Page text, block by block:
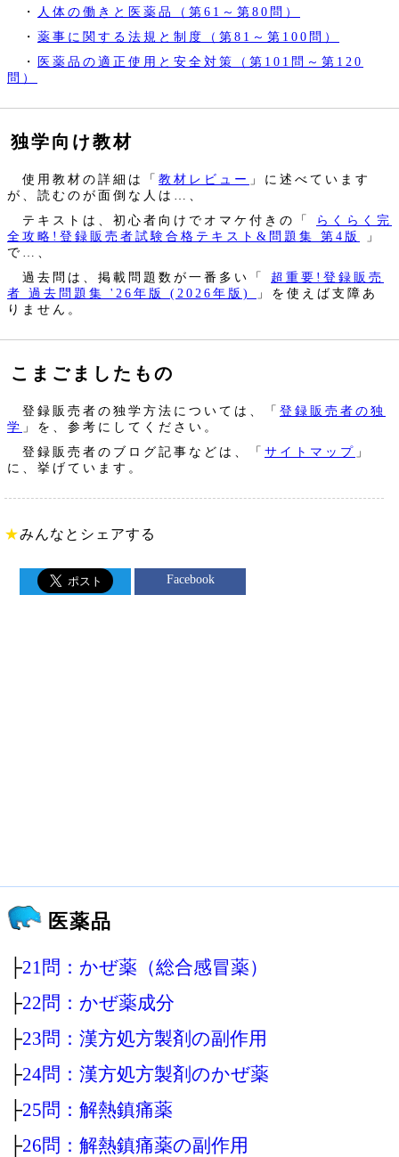
・
人体の働きと医薬品（第61～第80問）
・ 薬事に関する法規と制度（第81～第100問）
・
医薬品の適正使用と安全対策（第101問～第120
問）
独学向け教材
使用教材の詳細は「 教材レビュー 」に述べています
が、読むのが面倒な人は…、
テキストは、初心者向けでオマケ付きの「
らくらく完
全攻略!登録販売者試験合格テキスト&問題集 第4版
」
で…、
過去問は、掲載問題数が一番多い「
超重要!登録販売
者 過去問題集 '26年版 (2026年版)
」を使えば支障あ
りません。
こまごましたもの
登録販売者の独学方法については、「 登録販売者の独
学 」を、参考にしてください。
登録販売者のブログ記事などは、「 サイトマップ 」
に、挙げています。
★みんなとシェアする
Facebook
医薬品
├21問：かぜ薬（総合感冒薬）
├22問：かぜ薬成分
├23問：漢方処方製剤の副作用
├24問：漢方処方製剤のかぜ薬
├25問：解熱鎮痛薬
├26問：解熱鎮痛薬の副作用